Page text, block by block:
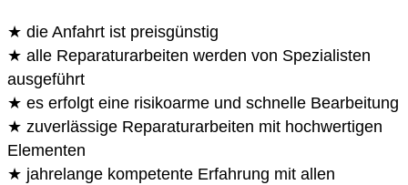
★ die Anfahrt ist preisgünstig
★ alle Reparaturarbeiten werden von Spezialisten
ausgeführt
★ es erfolgt eine risikoarme und schnelle Bearbeitung
★ zuverlässige Reparaturarbeiten mit hochwertigen
Elementen
★ jahrelange kompetente Erfahrung mit allen